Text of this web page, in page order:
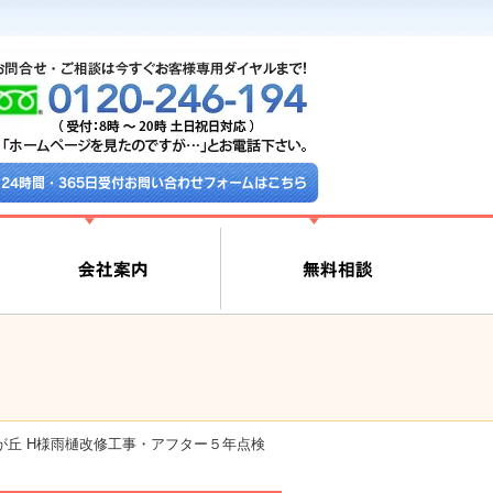
24時間・365日受付お問い合わせフォームはこちら
丘 H様雨樋改修工事・アフター５年点検